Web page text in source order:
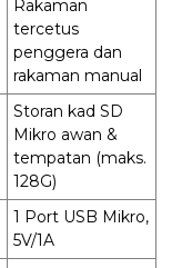
Rakaman
tercetus
penggera dan
rakaman manual
Storan kad SD
Mikro awan &
tempatan (maks.
128G)
1 Port USB Mikro,
5V/1A